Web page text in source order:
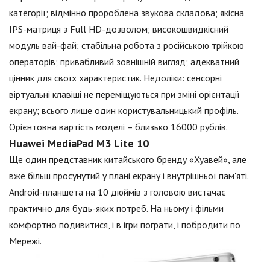
категорії; відмінно пророблена звукова складова; якісна
IPS-матриця з Full HD-дозволом; високошвидкісний
модуль вай-фай; стабільна робота з російською трійкою
операторів; привабливий зовнішній вигляд; адекватний
цінник для своїх характеристик. Недоліки: сенсорні
віртуальні клавіші не переміщуються при зміні орієнтації
екрану; всього лише один користувальницький профіль.
Орієнтовна вартість моделі – близько 16000 рублів.
Huawei MediaPad M3 Lite 10
Ще один представник китайського бренду «Хуавей», але
вже більш просунутий у плані екрану і внутрішньої пам'яті.
Android-планшета на 10 дюймів з головою вистачає
практично для будь-яких потреб. На ньому і фільми
комфортно подивитися, і в ігри пограти, і побродити по
Мережі.